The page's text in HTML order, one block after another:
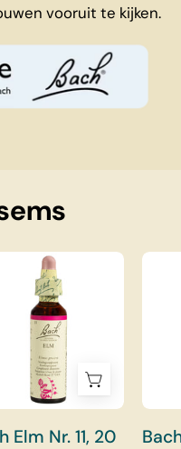
vooruit te kijken.
SetBach Elm Nr. 11, 20
Elm Nr. 11, 20